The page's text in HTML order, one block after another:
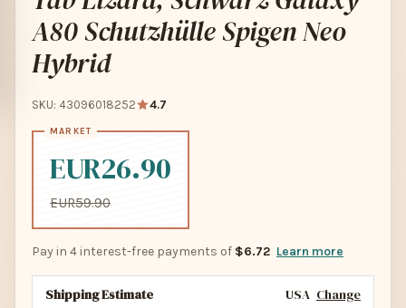
A80 Schutzhülle Spigen Neo
Hybrid
SKU: 43096018252 4.7
EUR26.90
EUR59.90
Pay in 4 interest-free payments of $6.72 Learn more
Shipping Estimate USA Change